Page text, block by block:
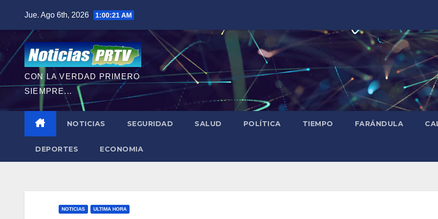
contenido
Jue. Ago 6th, 2026 1:00:23 AM
CON LA VERDAD PRIMERO
SIEMPRE...
NOTICIAS SEGURIDAD SALUD POLÍTICA TIEMPO FARÁNDULA
DEPORTES ECONOMIA
NOTICIAS ULTIMA HORA